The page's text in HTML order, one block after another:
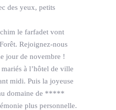
des yeux, petits
le farfadet vont
Rejoignez-nous
jour de novembre !
à l’hôtel de ville
midi. Puis la joyeuse
domaine de *****
plus personnelle.